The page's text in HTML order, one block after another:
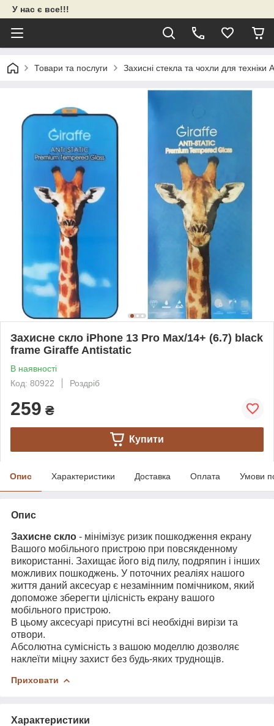
У нас є все!!!
Товари та послуги Захисні стекла та чохли для техніки
Захисне скло iPhone 13 Pro Max/14+ (6.7) black
frame Giraffe Antistatic
В наявності
Код: 80922
Роздріб
259 ₴
Купити
Опис Характеристики Доставка Оплата Умови
Опис
Захисне скло - мінімізує ризик пошкодження екрану
Вашого мобільного пристрою при повсякденному
використанні. Захищає його від пилу, подряпин і інших
можливих пошкоджень. У поточних реаліях нашого
життя даний аксесуар є незамінним помічником, який
допоможе зберегти цілісність екрану вашого
мобільного пристрою.
В цьому аксесуарі присутні всі необхідні вирізи та
отвори.
Абсолютна сумісність з вашою моделлю дозволяє
наклеїти міцну захист без будь-яких труднощів.
Приховати
Характеристики